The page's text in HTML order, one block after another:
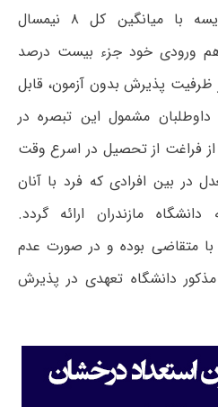
لحاظ میانگین کل در مقایسه با میانگین کل ۸ نیمسال
ورودی خود جزء بیست درصد
ظرفیت پذیرش بدون آزمون، قابل
مشمول این تبصره در
فراغت از تحصیل در اسرع وقت
در بین افرادی که فرد با آنان
مازندران ارائه گردد.
متقاضی بوده و در صورت‌ عدم
دانشگاه تعهدی در پذیرش